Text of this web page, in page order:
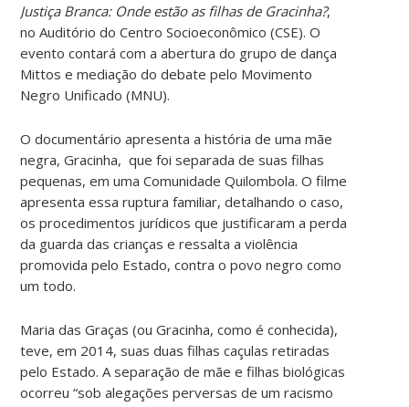
Justiça Branca: Onde estão as filhas de Gracinha?,
no Auditório do Centro Socioeconômico (CSE). O
evento contará com a abertura do grupo de dança
Mittos e mediação do debate pelo Movimento
Negro Unificado (MNU).
O documentário apresenta a história de uma mãe
negra, Gracinha, que foi separada de suas filhas
pequenas, em uma Comunidade Quilombola. O filme
apresenta essa ruptura familiar, detalhando o caso,
os procedimentos jurídicos que justificaram a perda
da guarda das crianças e ressalta a violência
promovida pelo Estado, contra o povo negro como
um todo.
Maria das Graças (ou Gracinha, como é conhecida),
teve, em 2014, suas duas filhas caçulas retiradas
pelo Estado. A separação de mãe e filhas biológicas
ocorreu “sob alegações perversas de um racismo